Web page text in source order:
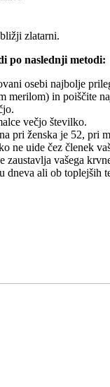
zlatarni.
po naslednji metodi:
osebi najbolje
merilom) in poiščite
večjo številko.
pri ženska je 52, pri
ne uide čez členek
zaustavlja vašega
dneva ali ob toplejših